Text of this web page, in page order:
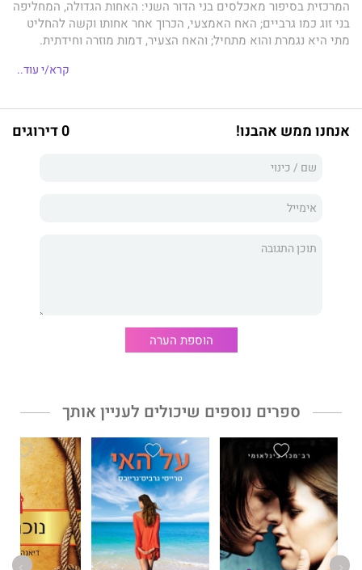
המרכזית בסיפור מאכלסים בני הדור השני: האחות הגדולה, המחליפה
בני זוג כמו גרביים; האח האמצעי, הכרוך אחר אחותו וקשה להחליט
מתי היא נגמרת והוא מתחיל; והאח הצעיר, דמות מוזרה וחידתית.
ובטוחה, ומשלב בה אנקדוטות מושכות לב מעברם של האב והאם
אהבה בלשון. הוא מצייר לנו עולם בשפה פלסטית להפליא, שאפשר
כמעט למשש אותה; מערסל אותנו במילים ומוליך אותנו אחריו, כמו
החלילן מהמלין, בנגינה מכשפת.
קרא/י עוד..
אנחנו ממש אהבנו! 0 דירוגים
הוספת הערה
ספרים נוספים שיכולים לעניין אותך